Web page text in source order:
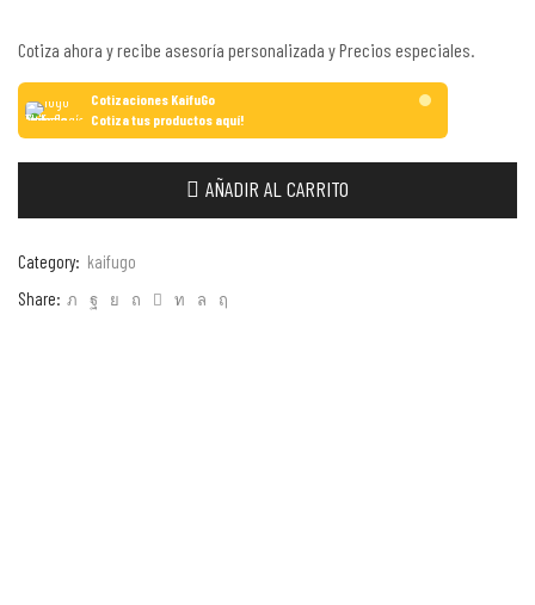
Cotiza ahora y recibe asesoría personalizada y Precios especiales.
Cotizaciones KaifuGo
Cotiza tus productos aquí!
AÑADIR AL CARRITO
Category: kaifugo
Share: